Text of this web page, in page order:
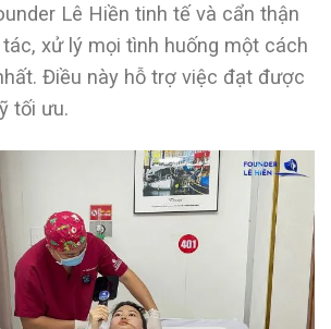
Lê Hiền tinh tế và cẩn thận
xử lý mọi tình huống một cách
Điều này hỗ trợ việc đạt được
tối ưu.